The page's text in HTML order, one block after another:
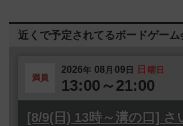
近くで予定されてるボードゲーム
満員
2026年 08 月 09日 日 曜日
13:00～21:00
[8/9(日) 13時～溝の口] さ